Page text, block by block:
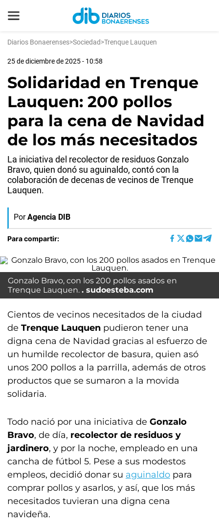
Diarios Bonaerenses>Sociedad>Trenque Lauquen
25 de diciembre de 2025 - 10:58
Solidaridad en Trenque
Lauquen: 200 pollos
para la cena de Navidad
de los más necesitados
La iniciativa del recolector de residuos Gonzalo
Bravo, quien donó su aguinaldo, contó con la
colaboración de decenas de vecinos de Trenque
Lauquen.
Por Agencia DIB
Para compartir:
Gonzalo Bravo, con los 200 pollos asados en
Trenque Lauquen.
sudoesteba.com
Cientos de vecinos necesitados de la ciudad
de Trenque Lauquen pudieron tener una
digna cena de Navidad gracias al esfuerzo de
un humilde recolector de basura, quien asó
unos 200 pollos a la parrilla, además de otros
productos que se sumaron a la movida
solidaria.
Todo nació por una iniciativa de Gonzalo
Bravo, de día, recolector de residuos y
jardinero, y por la noche, empleado en una
cancha de fútbol 5. Pese a sus modestos
empleos, decidió donar su aguinaldo para
comprar pollos y asarlos, y así, que los más
necesitados tuvieran una digna cena
navideña.